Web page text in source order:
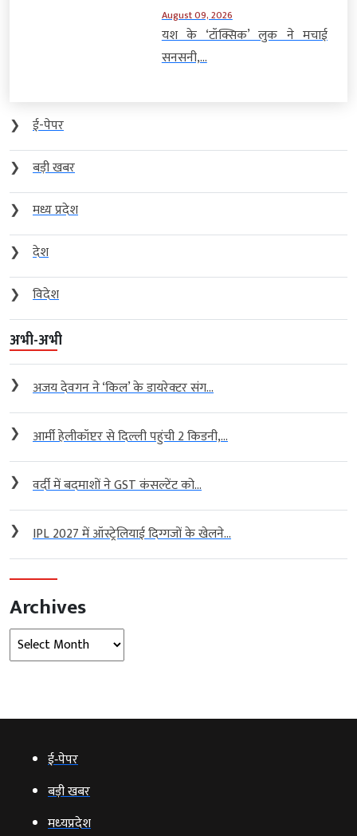
August 09, 2026
यश के ‘टॉक्सिक’ लुक ने मचाई
सनसनी,...
❯
ई-पेपर
❯
बड़ी खबर
❯
मध्य प्रदेश
❯
देश
❯
विदेश
अभी-अभी
❯ अजय देवगन ने ‘किल’ के डायरेक्टर संग...
❯ आर्मी हेलीकॉप्टर से दिल्ली पहुंची 2 किडनी,...
❯ वर्दी में बदमाशों ने GST कंसल्टेंट को...
❯ IPL 2027 में ऑस्ट्रेलियाई दिग्गजों के खेलने...
Archives
Archives
ई‑पेपर
बड़ी खबर
मध्‍यप्रदेश